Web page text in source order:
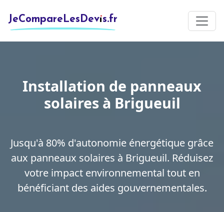
JeCompareLesDevis.fr
Installation de panneaux
solaires à Brigueuil
Jusqu'à 80% d'autonomie énergétique grâce
aux panneaux solaires à Brigueuil. Réduisez
votre impact environnemental tout en
bénéficiant des aides gouvernementales.